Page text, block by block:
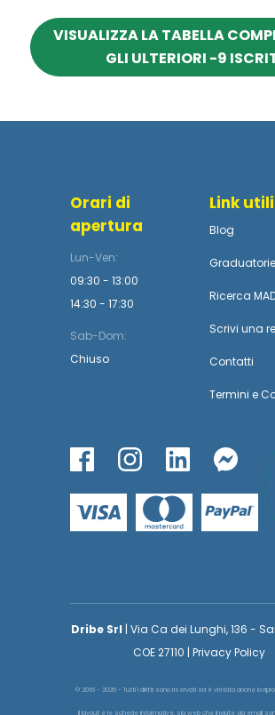
VISUALIZZA LA TABELLA
GLI ULTERIORI -9
Orari di
apertura
Lun-Ven:
09:30 - 13:00
14:30 - 17:30
Sab-Dom:
Chiuso
Link utili
Blog
Graduatorie
Ricerca
Scrivi una
Contatti
Termini e
Dribe Srl | Via Ca dei Lunghi, 136 -
COE 27110 | Privacy Policy
© 2016 - 2026 - Tutti i diritti sono riservati ed è vietata anche la
Il layout e le schede informative, sia web che inviate via email